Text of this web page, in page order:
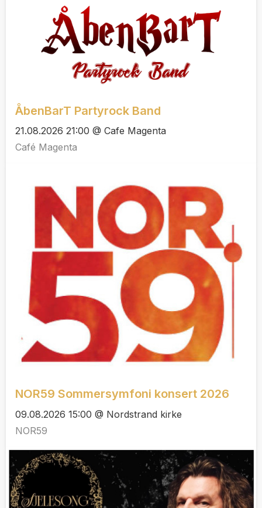
ÅbenBarT Partyrock Band
21.08.2026 21:00 @ Cafe Magenta
Café Magenta
NOR59 Sommersymfoni konsert 2026
09.08.2026 15:00 @ Nordstrand kirke
NOR59